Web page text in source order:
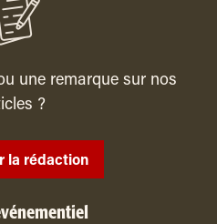
une remarque sur nos
?
la rédaction